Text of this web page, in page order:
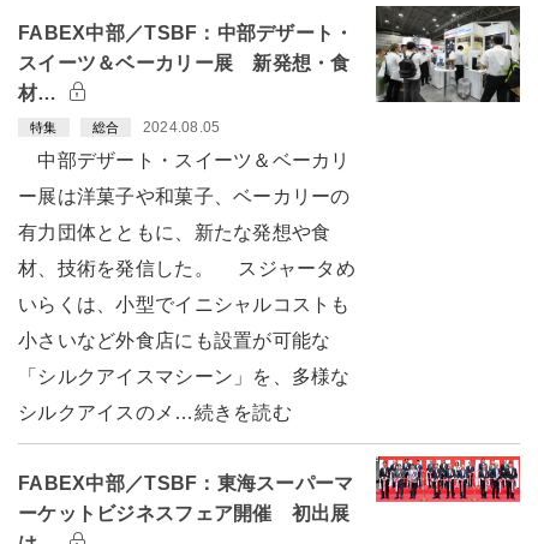
FABEX中部／TSBF：中部デザート・
スイーツ＆ベーカリー展 新発想・食
材…
特集 総合 2024.08.05
中部デザート・スイーツ＆ベーカリ
ー展は洋菓子や和菓子、ベーカリーの
有力団体とともに、新たな発想や食
材、技術を発信した。 スジャータめ
いらくは、小型でイニシャルコストも
小さいなど外食店にも設置が可能な
「シルクアイスマシーン」を、多様な
シルクアイスのメ…続きを読む
FABEX中部／TSBF：東海スーパーマ
ーケットビジネスフェア開催 初出展